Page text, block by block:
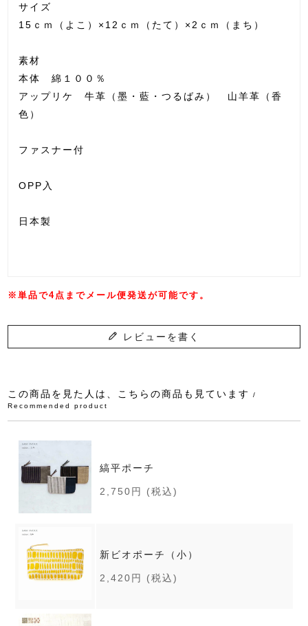
サイズ
15ｃｍ（よこ）×12ｃｍ（たて）×2ｃｍ（まち）
素材
本体 綿１００％
アップリケ 牛革（墨・藍・つるばみ） 山羊革（香
色）
ファスナー付
OPP入
日本製
※単品で4点までメール便発送が可能です。
レビューを書く
この商品を見た人は、こちらの商品も見ています
/
Recommended product
縞平ポーチ
2,750円 (税込)
新ビオポーチ（小）
2,420円 (税込)